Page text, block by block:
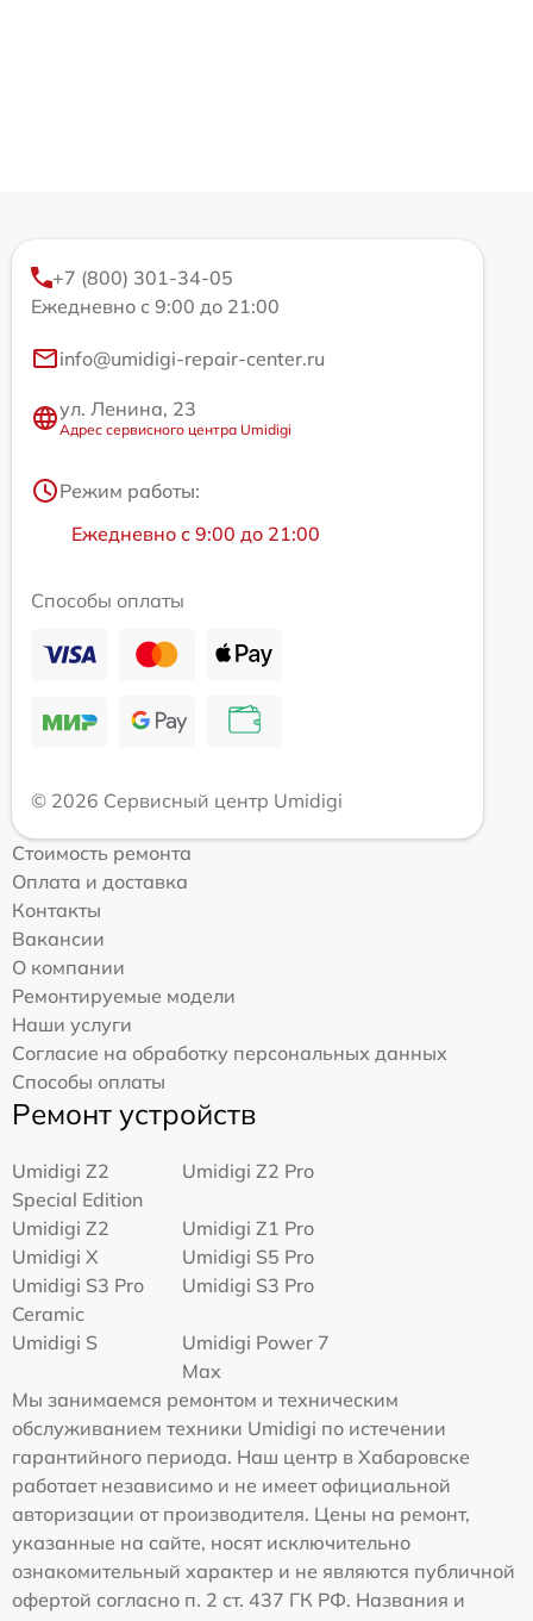
+7 (800) 301-34-05
Ежедневно с 9:00 до 21:00
info@umidigi-repair-center.ru
ул. Ленина, 23
Адрес сервисного центра Umidigi
Режим работы:
Ежедневно с 9:00 до 21:00
Способы оплаты
© 2026 Сервисный центр Umidigi
Стоимость ремонта
Оплата и доставка
Контакты
Вакансии
О компании
Ремонтируемые модели
Наши услуги
Согласие на обработку персональных данных
Способы оплаты
Ремонт устройств
Umidigi Z2
Special Edition
Umidigi Z2 Pro
Umidigi Z2
Umidigi Z1 Pro
Umidigi X
Umidigi S5 Pro
Umidigi S3 Pro
Ceramic
Umidigi S3 Pro
Umidigi S
Umidigi Power 7
Max
Мы занимаемся ремонтом и техническим
обслуживанием техники Umidigi по истечении
гарантийного периода. Наш центр в Хабаровске
работает независимо и не имеет официальной
авторизации от производителя. Цены на ремонт,
указанные на сайте, носят исключительно
ознакомительный характер и не являются публичной
офертой согласно п. 2 ст. 437 ГК РФ. Названия и